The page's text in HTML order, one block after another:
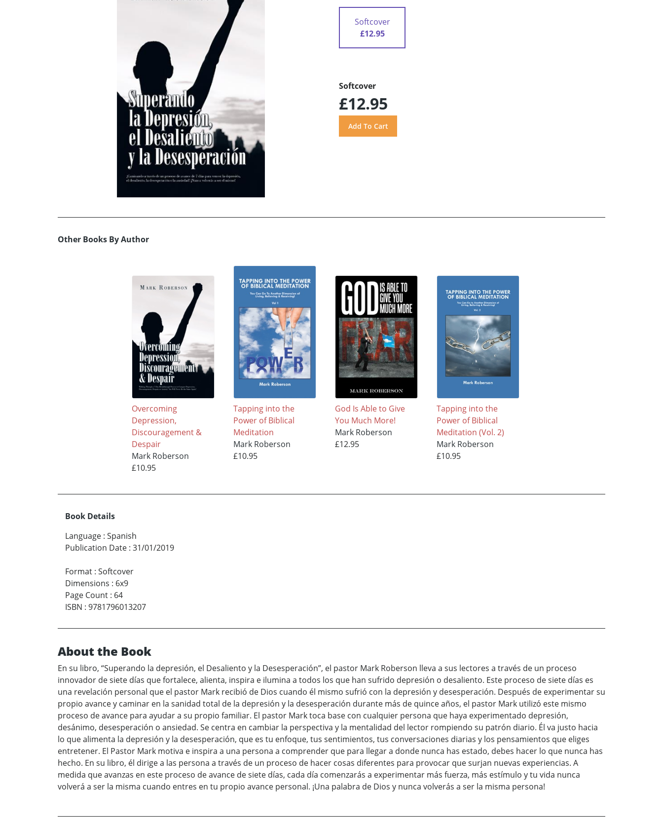
Softcover
£12.95
Softcover
£12.95
Other Books By Author
Overcoming
Depression,
Discouragement &
Despair
Mark Roberson
£10.95
Tapping into the
Power of Biblical
Meditation
Mark Roberson
£10.95
God Is Able to Give
You Much More!
Mark Roberson
£12.95
Tapping into the
Power of Biblical
Meditation (Vol. 2)
Mark Roberson
£10.95
Book Details
Language : Spanish
Publication Date : 31/01/2019
Format : Softcover
Dimensions : 6x9
Page Count : 64
ISBN : 9781796013207
About the Book
En su libro, “Superando la depresión, el Desaliento y la Desesperación”, el pastor Mark Roberson lleva a sus lectores a través de un proceso
innovador de siete días que fortalece, alienta, inspira e ilumina a todos los que han sufrido depresión o desaliento. Este proceso de siete días es
una revelación personal que el pastor Mark recibió de Dios cuando él mismo sufrió con la depresión y desesperación. Después de experimentar su
propio avance y caminar en la sanidad total de la depresión y la desesperación durante más de quince años, el pastor Mark utilizó este mismo
proceso de avance para ayudar a su propio familiar. El pastor Mark toca base con cualquier persona que haya experimentado depresión,
desánimo, desesperación o ansiedad. Se centra en cambiar la perspectiva y la mentalidad del lector rompiendo su patrón diario. Él va justo hacia
lo que alimenta la depresión y la desesperación, que es tu enfoque, tus sentimientos, tus conversaciones diarias y los pensamientos que eliges
entretener. El Pastor Mark motiva e inspira a una persona a comprender que para llegar a donde nunca has estado, debes hacer lo que nunca has
hecho. En su libro, él dirige a las persona a través de un proceso de hacer cosas diferentes para provocar que surjan nuevas experiencias. A
medida que avanzas en este proceso de avance de siete días, cada día comenzarás a experimentar más fuerza, más estímulo y tu vida nunca
volverá a ser la misma cuando entres en tu propio avance personal. ¡Una palabra de Dios y nunca volverás a ser la misma persona!